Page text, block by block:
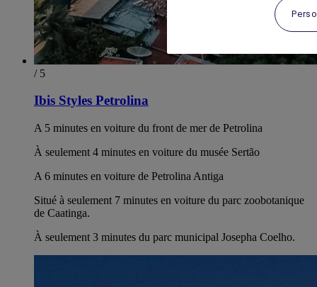
/ 5
Ibis Styles Petrolina
A 5 minutes en voiture du front de mer de Petrolina
À seulement 4 minutes en voiture du musée Sertão
A 6 minutes en voiture de Petrolina Antiga
Situé à seulement 7 minutes en voiture du parc zoobotanique
de Caatinga.
À seulement 3 minutes du parc municipal Josepha Coelho.